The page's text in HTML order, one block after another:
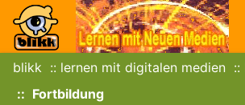
blikk lernen mit digitalen medien
Fortbildung